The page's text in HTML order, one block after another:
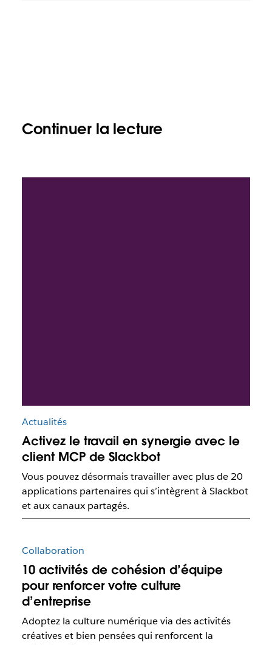
Continuer la lecture
Actualités
Activez le travail en synergie avec le
client MCP de Slackbot
Vous pouvez désormais travailler avec plus de 20
applications partenaires qui s’intègrent à Slackbot
et aux canaux partagés.
Collaboration
10 activités de cohésion d’équipe
pour renforcer votre culture
d’entreprise
Adoptez la culture numérique via des activités
créatives et bien pensées qui renforcent la